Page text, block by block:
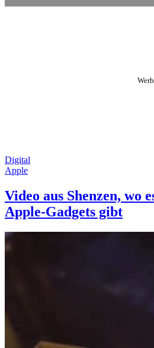
Digital
Apple
Video aus Shenzen, wo
Apple-Gadgets gibt